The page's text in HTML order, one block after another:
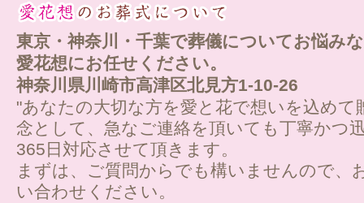
東京・神奈川・千葉で葬儀についてお悩み
愛花想にお任せください。
神奈川県川崎市高津区北見方1-10-26
"あなたの大切な方を愛と花で想いを込めて
念として、急なご連絡を頂いても丁寧かつ
365日対応させて頂きます。
まずは、ご質問からでも構いませんので、
い合わせください。